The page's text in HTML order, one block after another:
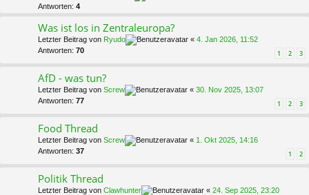
Antworten: 4
Was ist los in Zentraleuropa?
Letzter Beitrag von Ryudo « 4. Jan 2026, 11:52
Antworten: 70 1 2 3
AfD - was tun?
Letzter Beitrag von Screw « 30. Nov 2025, 13:07
Antworten: 77 1 2 3
Food Thread
Letzter Beitrag von Screw « 1. Okt 2025, 14:16
Antworten: 37 1 2
Politik Thread
Letzter Beitrag von Clawhunter « 24. Sep 2025, 23:20